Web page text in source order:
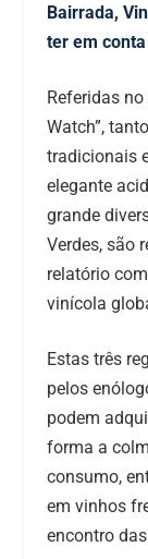
Bairrada,
ter em conta
Referidas
Watch”,
tradicionais
elegante
grande
Verdes, são
relatório
vinícola
Estas três
pelos
podem
forma a
consumo,
em vinhos
encontro